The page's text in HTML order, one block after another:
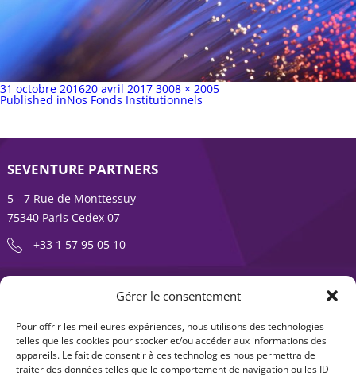
Gérer le consentement
Pour offrir les meilleures expériences, nous utilisons des technologies
telles que les cookies pour stocker et/ou accéder aux informations des
appareils. Le fait de consentir à ces technologies nous permettra de
traiter des données telles que le comportement de navigation ou les ID
Publié
sur
31 octobre 201620 avril 2017 Taille
complète
3008 × 2005
Navigation
Published inNos Fonds Institutionnels
SEVENTURE PARTNERS
5 - 7 Rue de Monttessuy
75340 Paris Cedex 07
+33 1 57 95 05 10
ENTREPRENDRE EST UNE AVENTURE
Offre produits
Actualités
Contact